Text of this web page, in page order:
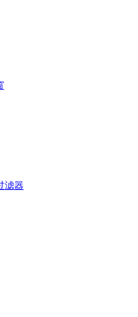
滤器